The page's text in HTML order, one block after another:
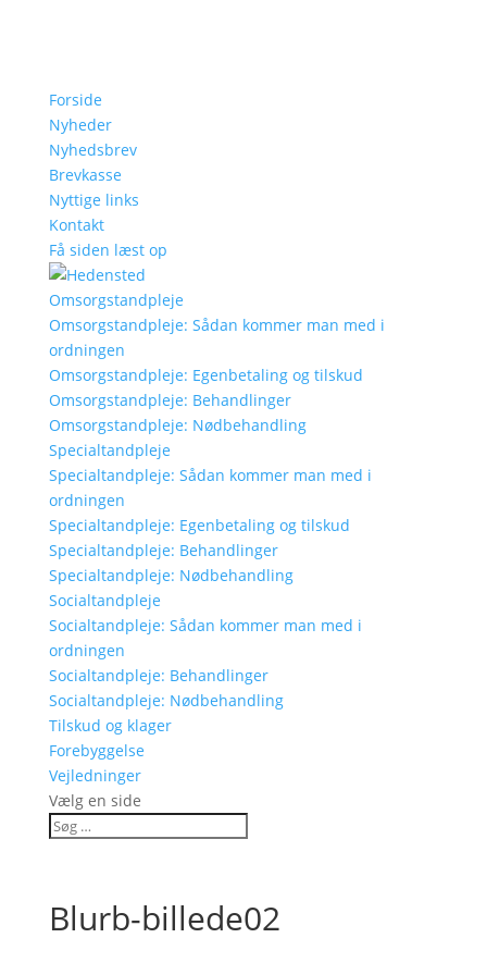
Forside
Nyheder
Nyhedsbrev
Brevkasse
Nyttige links
Kontakt
Få siden læst op
Omsorgstandpleje
Omsorgstandpleje: Sådan kommer man med i
ordningen
Omsorgstandpleje: Egenbetaling og tilskud
Omsorgstandpleje: Behandlinger
Omsorgstandpleje: Nødbehandling
Specialtandpleje
Specialtandpleje: Sådan kommer man med i
ordningen
Specialtandpleje: Egenbetaling og tilskud
Specialtandpleje: Behandlinger
Specialtandpleje: Nødbehandling
Socialtandpleje
Socialtandpleje: Sådan kommer man med i
ordningen
Socialtandpleje: Behandlinger
Socialtandpleje: Nødbehandling
Tilskud og klager
Forebyggelse
Vejledninger
Vælg en side
Blurb-billede02